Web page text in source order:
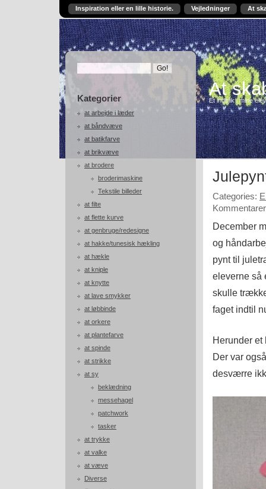
Inspiration eller en lille historie. Vejledninger At
Kategorier
at arbejde i læder
at båndvæve
at batikfarve
at brikvæve
at brodere
broderimaskine
Tekstile billeder
at filte
at flette kurve
at genbruge/redesigne
at hakke/tunesisk hækling
at hækle
at kniple
at knytte
at lave smykker
at løbbinde
at orkere
at plantefarve
at spinde
at strikke
at sy
beklædning
messehagel
patchwork
tasker
at trykke
at valke
at væve
Diverse
At
Et indblik i mine
Categories:
December
og
pynt til
eleverne så
skulle
faget indtil
Herunder
Der var
desværre